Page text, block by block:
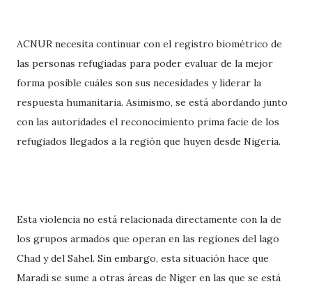
ACNUR necesita continuar con el registro biométrico de
las personas refugiadas para poder evaluar de la mejor
forma posible cuáles son sus necesidades y liderar la
respuesta humanitaria. Asimismo, se está abordando junto
con las autoridades el reconocimiento prima facie de los
refugiados llegados a la región que huyen desde Nigeria.
Esta violencia no está relacionada directamente con la de
los grupos armados que operan en las regiones del lago
Chad y del Sahel. Sin embargo, esta situación hace que
Maradi se sume a otras áreas de Níger en las que se está